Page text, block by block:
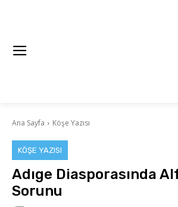
Ana Sayfa Köşe Yazısı
KÖŞE YAZISI
Adıge Diasporasında
Sorunu